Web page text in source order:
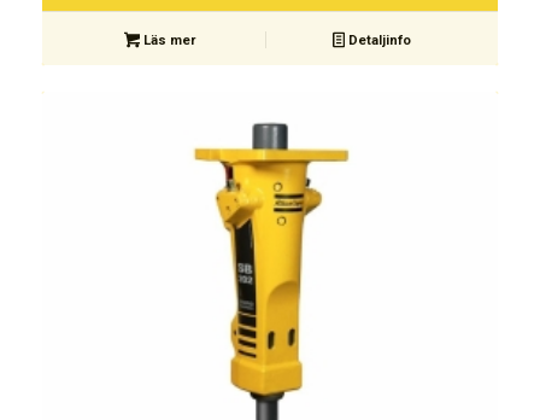
Läs mer Detaljinfo